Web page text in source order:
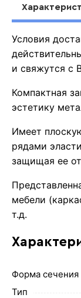
Условия
и свяжутся с
Компактная
эстетику
Имеет
рядами
защищая ее
мебели
т.д.
Форма сечения
Тип